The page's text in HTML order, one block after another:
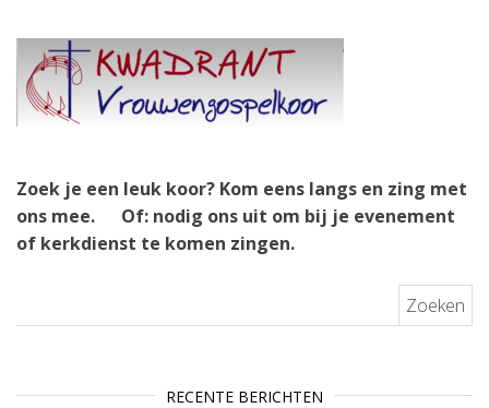
Zoek je een leuk koor? Kom eens langs en zing met
ons mee. Of: nodig ons uit om bij je evenement
of kerkdienst te komen zingen.
RECENTE BERICHTEN